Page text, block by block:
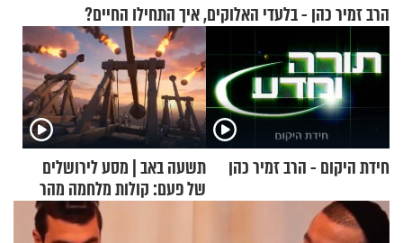
הרב זמיר כהן - בלעדי האלוקים, איך התחילו החיים?
חידת היקום - הרב זמיר כהן
תשעה באב | מסע לירושלים
של פעם: קולות מלחמה מהר